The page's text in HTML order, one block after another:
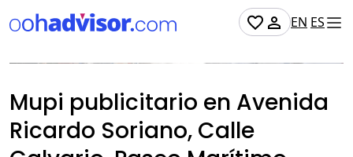
EN ES
Disponible
Mupi publicitario en Avenida
Ricardo Soriano, Calle